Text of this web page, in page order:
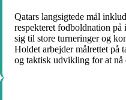
Qatars langsigtede mål
respekteret fodboldnation
sig til store turneringer og
Holdet arbejder målrettet
og taktisk udvikling for at nå